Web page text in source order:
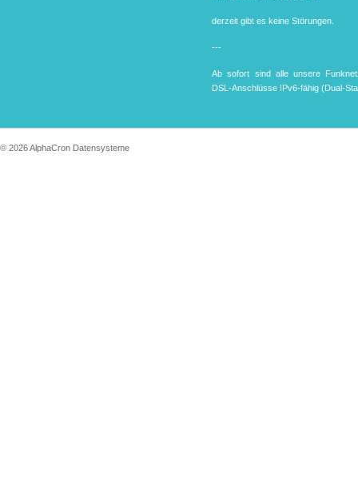
derzeit gibt es keine Störungen.
---
Ab sofort sind alle unsere
DSL-Anschlüsse IPv6-fähig (Dual-
© 2026 AlphaCron Datensysteme